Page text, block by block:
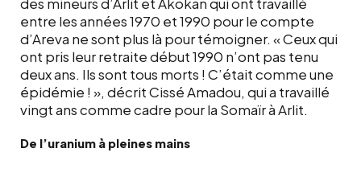
entre les années 1970 et 1990 pour le compte
d’Areva ne sont plus là pour témoigner. « Ceux qui
ont pris leur retraite début 1990 n’ont pas tenu
deux ans. Ils sont tous morts ! C’était comme une
épidémie ! », décrit Cissé Amadou, qui a travaillé
vingt ans comme cadre pour la Somaïr à Arlit.
De l’uranium à pleines mains